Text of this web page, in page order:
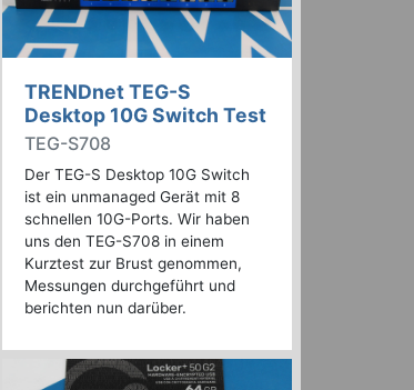
TRENDnet TEG-S
Desktop 10G Switch Test
TEG-S708
Der TEG-S Desktop 10G Switch
ist ein unmanaged Gerät mit 8
schnellen 10G-Ports. Wir haben
uns den TEG-S708 in einem
Kurztest zur Brust genommen,
Messungen durchgeführt und
berichten nun darüber.